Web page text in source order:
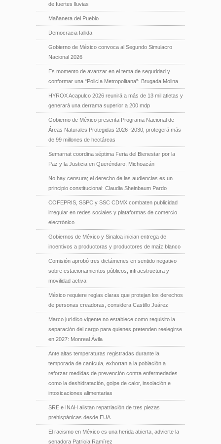
de fuertes lluvias
Mañanera del Pueblo
Democracia fallida
Gobierno de México convoca al Segundo Simulacro
Nacional 2026
Es momento de avanzar en el tema de seguridad y
conformar una “Policía Metropolitana”: Brugada Molina
HYROX Acapulco 2026 reunirá a más de 13 mil atletas y
generará una derrama superior a 200 mdp
Gobierno de México presenta Programa Nacional de
Áreas Naturales Protegidas 2026 -2030; protegerá más
de 99 millones de hectáreas
Semarnat coordina séptima Feria del Bienestar por la
Paz y la Justicia en Queréndaro, Michoacán
No hay censura; el derecho de las audiencias es un
principio constitucional: Claudia Sheinbaum Pardo
COFEPRIS, SSPC y SSC CDMX combaten publicidad
irregular en redes sociales y plataformas de comercio
electrónico
Gobiernos de México y Sinaloa inician entrega de
incentivos a productoras y productores de maíz blanco
Comisión aprobó tres dictámenes en sentido negativo
sobre estacionamientos públicos, infraestructura y
movilidad activa
México requiere reglas claras que protejan los derechos
de personas creadoras, considera Castillo Juárez
Marco jurídico vigente no establece como requisito la
separación del cargo para quienes pretenden reelegirse
en 2027: Monreal Ávila
Ante altas temperaturas registradas durante la
temporada de canícula, exhortan a la población a
reforzar medidas de prevención contra enfermedades
como la deshidratación, golpe de calor, insolación e
intoxicaciones alimentarias
SRE e INAH alistan repatriación de tres piezas
prehispánicas desde EUA
El racismo en México es una herida abierta, advierte la
senadora Patricia Ramírez